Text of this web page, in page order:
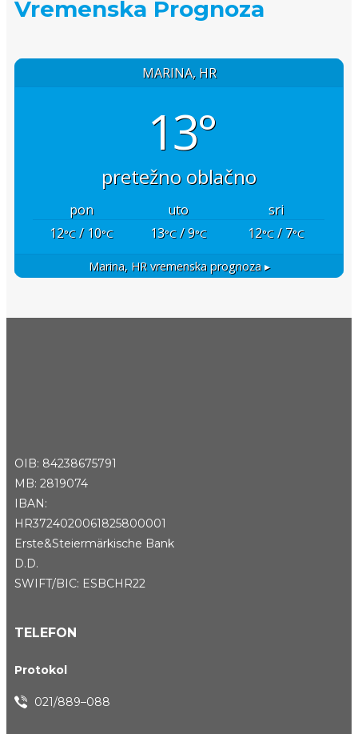
Vremenska Prognoza
MARINA, HR
13°
pretežno oblačno
pon uto
sri
12°C/ 10°C 13°C/ 9°C 12°C/ 7°C
Marina, HRvremenska prognoza ▸
OIB: 84238675791
MB: 2819074
IBAN:
HR3724020061825800001
Erste&Steiermärkische Bank
D.D.
SWIFT/BIC: ESBCHR22
TELEFON
Protokol
021/889–088